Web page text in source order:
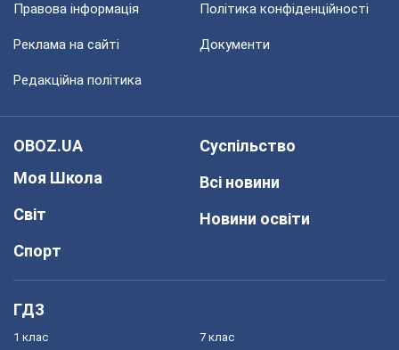
Правова інформація Політика конфіденційності
Реклама на сайті Документи
Редакційна політика
OBOZ.UA
Моя Школа
Світ
Спорт
Суспільство
Всі новини
Новини освіти
ГДЗ
1 клас 7 клас